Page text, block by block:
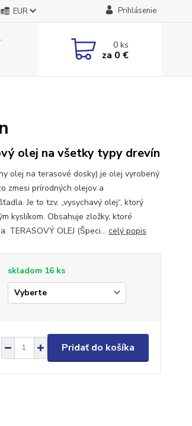
EUR Prihlásenie
0ks
za 0 €
olej na všetky typy drevín
olej na terasové dosky) je olej vyrobený
zmesi prírodných olejov a
Je to tzv. „vysychavý olej“, ktorý
kyslíkom. Obsahuje zložky, ktoré
TERASOVÝ OLEJ (Špeci... celý popis
skladom 16 ks
Pridať do košíka